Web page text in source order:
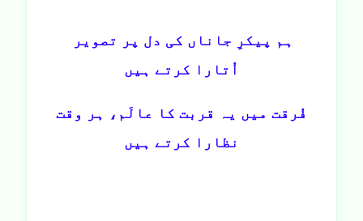
اُتارا کرتے ہیں
فُرقت میں یہ قربت کا عالَم، ہر وقت
نظارا کرتے ہیں